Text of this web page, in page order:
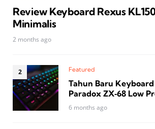
Review Keyboard Rexus
Minimalis
2 months ago
Featured
Tahun Baru
Paradox ZX‑68 Low
6 months ago